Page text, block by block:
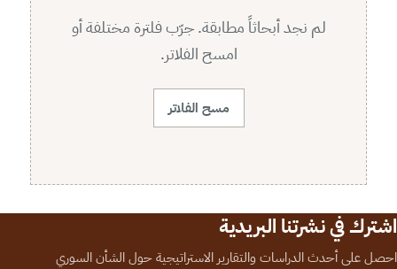
لم نجد أبحاثاً مطابقة. جرّب فلترة مختلفة أو
امسح الفلاتر.
مسح الفلاتر
اشترك في نشرتنا البريدية
احصل على أحدث الدراسات والتقارير الاستراتيجية حول الشأن السوري